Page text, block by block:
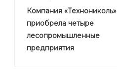
Компания «Технониколь»
приобрела четыре
лесопромышленные
предприятия